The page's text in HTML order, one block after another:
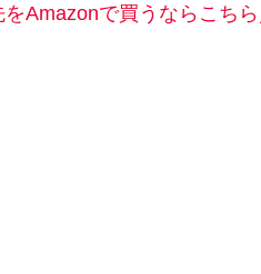
Amazonで買うならこちら